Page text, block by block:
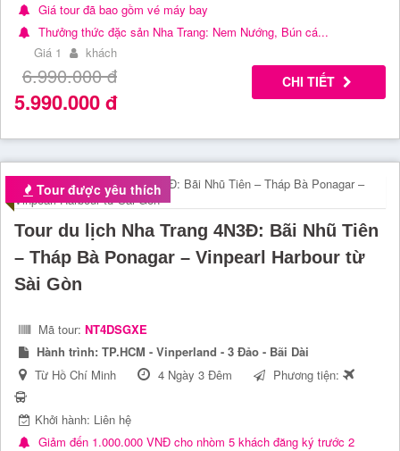
Giá tour đã bao gồm vé máy bay
Thưởng thức đặc sản Nha Trang: Nem Nướng, Bún cá...
Giá 1
khách
6.990.000đ
5.990.000đ
CHI TIẾT
Tour được yêu thích
Tour du lịch Nha Trang 4N3Đ: Bãi Nhũ Tiên
– Tháp Bà Ponagar – Vinpearl Harbour từ
Sài Gòn
Mã tour: NT4DSGXE
Hành trình: TP.HCM - Vinperland - 3 Đảo - Bãi Dài
Từ Hồ Chí Minh
4 Ngày 3 Đêm Phương tiện:
Khởi hành: Liên hệ
Giảm đến 1.000.000 VNĐ cho nhòm 5 khách đăng ký trước 2